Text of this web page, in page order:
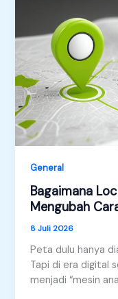
Lebih
Cerdas
General
Bagaimana
Mengubah
8 Juli 2026
Peta dulu hanya
Tapi di era digital
menjadi “mesin